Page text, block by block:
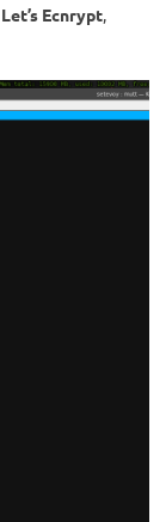
Let’s Ecnrypt,